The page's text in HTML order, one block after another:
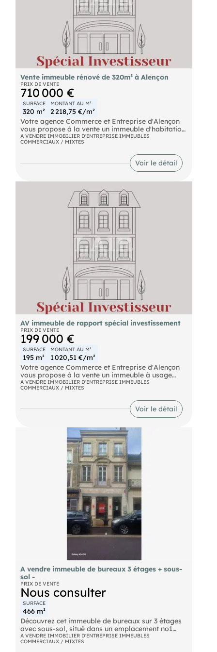
Vente immeuble rénové de 320m² à Alençon
PRIX DE VENTE
710 000 €
SURFACE
320 m²
MONTANT AU M²
2 218,75 €/m²
Votre agence Commerce et Entreprise d'Alençon
vous propose à la vente un immeuble d'habitation
entièrement rénové et meublé en 2024. Situé
proximité du centre-ville d'Alençon, cet immeuble
bénéficie d'un emplacement privilégié, à proximité
des commerces, écoles, transports en communet
de la gare, comprenant, 1 appartement T6, 2
studios. Entièrement refait à neuf en 2024 avec
des matériaux de qualité par des professionnels,
surface développée environ 320 m². Revenu locatif
potentiel 65 000 € annuel, idéal pour un
investissement locatif rentable et clé en main !
Pour plus d'informations, contactez notre agence
au . Commerce et Entreprise ? Votre partenaire
immobilier à Alençon.
A VENDRE IMMOBILIER D'ENTREPRISE IMMEUBLES
COMMERCIAUX / MIXTES
Voir le détail
AV immeuble de rapport spécial investissement
PRIX DE VENTE
199 000 €
SURFACE
195 m²
MONTANT AU M²
1 020,51 €/m²
Votre agence Commerce et Entreprise d'Alençon
vous propose à la vente un immeuble à usage
mixte d'une surface développée d'environ 195 m²,
alliant commerce et habitation, idéalement situé
dans l'hyper-centre d'Alençon, cet immeuble
bénéficie d'un emplacement privilégié, il est
composéd'un local commercial, ainsi que de 2
structure de l'ensemble est en bon état, offrant un
accès aisé à toutes les commodités, incluant
commerces, écoles, transports en commun, gare
et parkings publics.
- Valeur locative actuelle : 13 600€/an.
- La taxe foncière est pris en charge par le
locataire du local commercial. Pour de plus
amples informations, n'hésitez pas à contacter
notre agence au .
A VENDRE IMMOBILIER D'ENTREPRISE IMMEUBLES
COMMERCIAUX / MIXTES
Voir le détail
A vendre immeuble de bureaux 3 étages + sous-
sol -
PRIX DE VENTE
Nous consulter
SURFACE
466 m²
Découvrez cet immeuble de bureaux sur 3 étages
avec sous-sol, situé dans un emplacement no1
offrant un cadre professionnel moderne et
accueillant. Avec ses espaces optimisés et une
A VENDRE IMMOBILIER D'ENTREPRISE IMMEUBLES
COMMERCIAUX / MIXTES